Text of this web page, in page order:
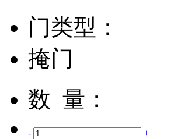
门类型：
掩门
数 量：
- +